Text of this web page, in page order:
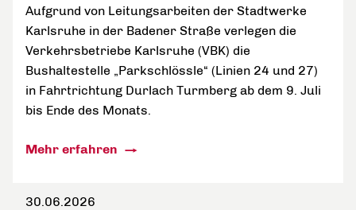
Aufgrund von Leitungsarbeiten der Stadtwerke
Karlsruhe in der Badener Straße verlegen die
Verkehrsbetriebe Karlsruhe (VBK) die
Bushaltestelle „Parkschlössle“ (Linien 24 und 27)
in Fahrtrichtung Durlach Turmberg ab dem 9. Juli
bis Ende des Monats.
Mehr erfahren
30.06.2026